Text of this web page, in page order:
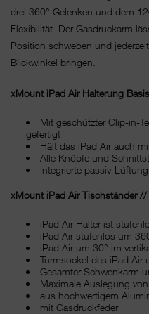
drei 360° Gelenken und dem
Flexibilität. Der Gasdruckarm
Position schweben und
Blickwinkel bringen.
xMount iPad Air Halterung
Mit geschützter Clip-in-
gefertigt
Hält das iPad Air auch
Alle Knöpfe und
Integrierte passiv-
xMount iPad Air Tischständer
iPad Air Halter ist
iPad Air stufenlos um
iPad Air um 30° im
Turmsockel des iPad Air
Gesamter Schwenkarm
Maximale Auslegung
aus hochwertigem
mit Gasdruckfeder